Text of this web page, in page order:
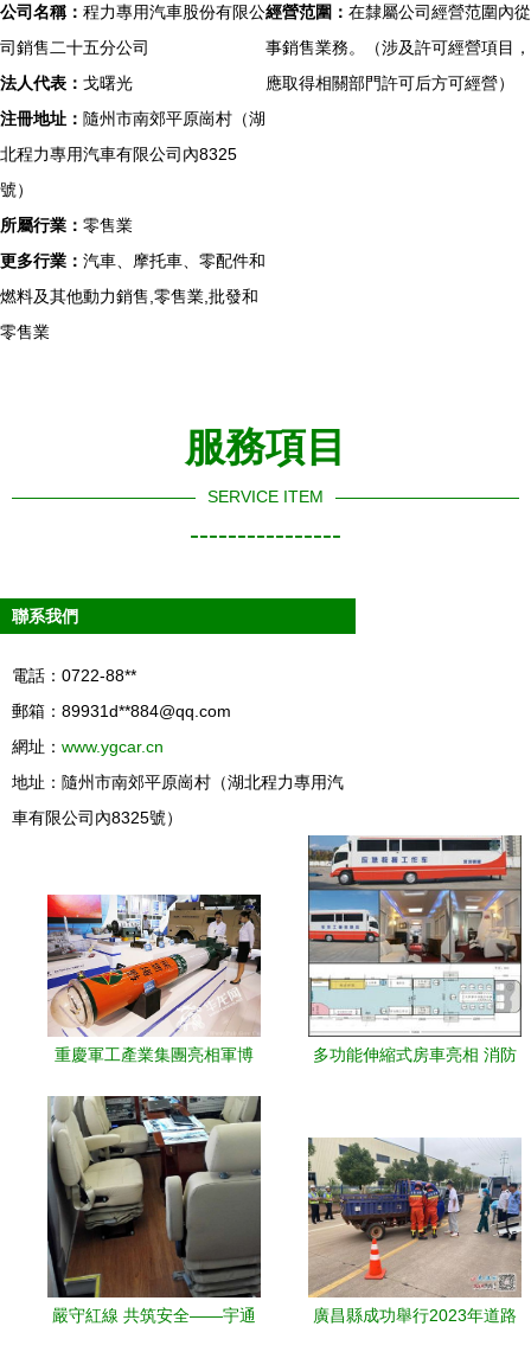
公司名稱： 程力專用汽車股份有限公
司銷售二十五分公司
法人代表： 戈曙光
注冊地址： 隨州市南郊平原崗村（湖
北程力專用汽車有限公司內8325
號）
所屬行業： 零售業
更多行業： 汽車、摩托車、零配件和
燃料及其他動力銷售,零售業,批發和
零售業
經營范圍： 在隸屬公司經營范圍內從
事銷售業務。（涉及許可經營項目，
應取得相關部門許可后方可經營）
服務項目
SERVICE ITEM
----------------
聯系我們
電話：0722-88**
郵箱：89931d**884@qq.com
網址： www.ygcar.cn
地址：隨州市南郊平原崗村（湖北程力專用汽
車有限公司內8325號）
重慶軍工產業集團亮相軍博
助力核化事故應對
多功能伸縮式房車亮相 消防
嚴守紅線 共筑安全——宇通
廣昌縣成功舉行2023年道路